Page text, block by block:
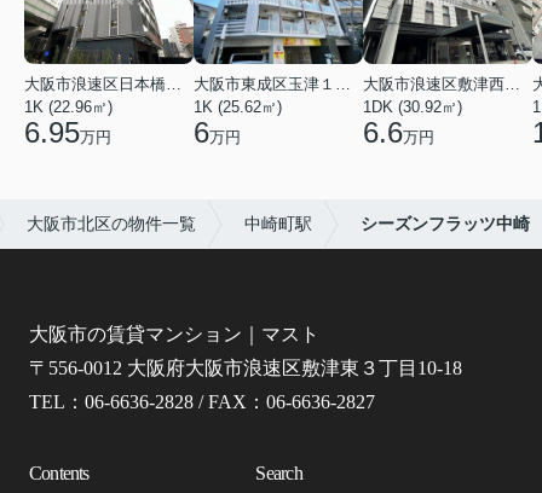
1K (22.96㎡)
6.95万円
1K (25.62㎡)
6万円
1DK (30.92㎡)
6.6万円
大阪市北区の物件一覧 中崎町駅 シーズンフラッツ中崎
大阪市の賃貸マンション｜マスト
〒556-0012 大阪府大阪市浪速区敷津東３丁目10-18
TEL：06-6636-2828 / FAX：06-6636-2827
Contents Search